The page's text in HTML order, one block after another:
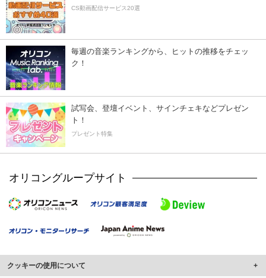
CS動画配信サービス20選
毎週の音楽ランキングから、ヒットの推移をチェッ
ク！
試写会、登壇イベント、サインチェキなどプレゼン
ト！
プレゼント特集
オリコングループサイト
クッキーの使用について